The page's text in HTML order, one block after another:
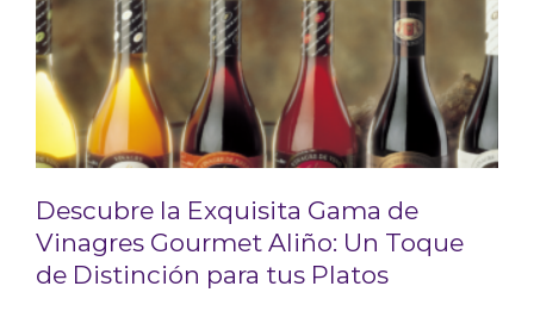
Descubre la Exquisita Gama de
Vinagres Gourmet Aliño: Un Toque
de Distinción para tus Platos